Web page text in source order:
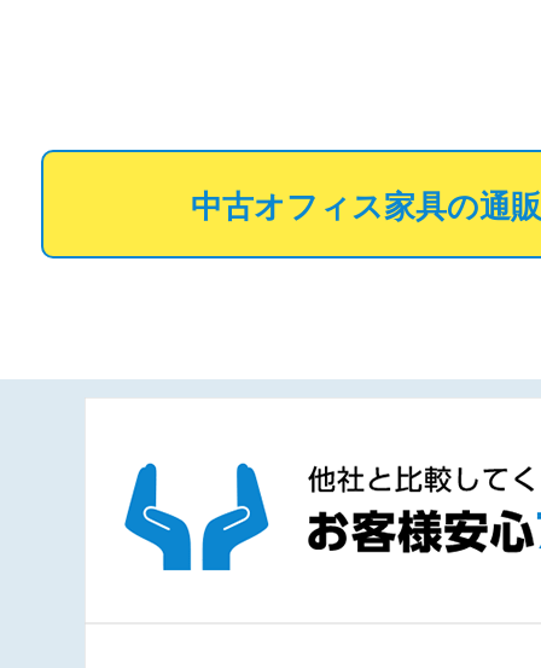
中古オフィス家具の通